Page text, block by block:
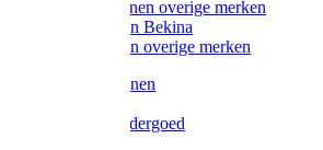
Werkschoenen overige merken
Werklaarzen Bekina
Werklaarzen overige merken
Handschoenen
Thermo ondergoed